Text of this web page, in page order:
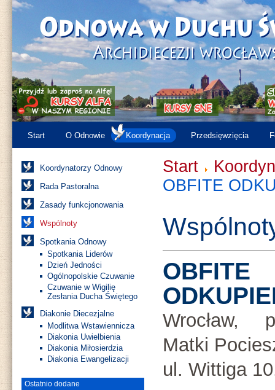
Start O Odnowie Koordynacja Przedsięwzięcia
Koordynatorzy Odnowy
Rada Pastoralna
Zasady funkcjonowania
Wspólnoty
Spotkania Odnowy
Spotkania Liderów
Dzień Jedności
Ogólnopolskie Czuwanie
Czuwanie w Wigilię
Zesłania Ducha Świętego
Diakonie Diecezjalne
Modlitwa Wstawiennicza
Diakonia Uwielbienia
Diakonia Miłosierdzia
Diakonia Ewangelizacji
Ostatnio dodane
Start
OBFITE
OBFITE
Wrocław,
Matki
ul. Wittiga